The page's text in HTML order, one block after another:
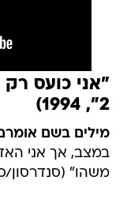
"אני כועס
2", 1994)
מילים בשם
במצב, אך אני
משהו" (סנדרסון/